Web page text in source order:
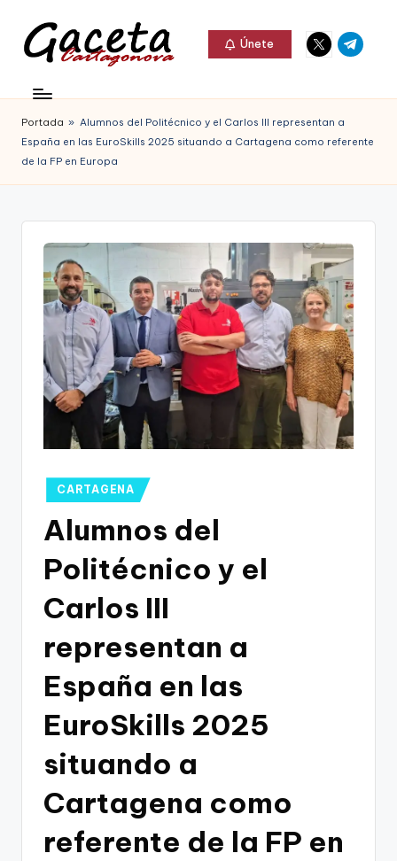
Saltar
contenido
c
e
a
Gaceta
Cartagonova,
La
informa
Cartagena,
Cartagena,
Únete
Elemento
del
Elemento
del
Portada » Alumnos del Politécnico y el Carlos III representan a
España en las EuroSkills 2025 situando a Cartagena como referente
de la FP en Europa
Publicado
en
CARTAGENA
Alumnos del
Politécnico y el
Carlos III
representan a
España en las
EuroSkills 2025
situando a
Cartagena como
referente de la FP en